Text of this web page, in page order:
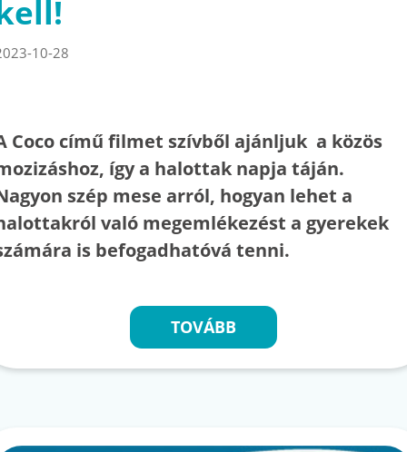
10-28
Coco című filmet szívből ajánljuk a közös
így a halottak napja táján.
szép mese arról, hogyan lehet a
való megemlékezést a gyerekek
is befogadhatóvá tenni.
TOVÁBB